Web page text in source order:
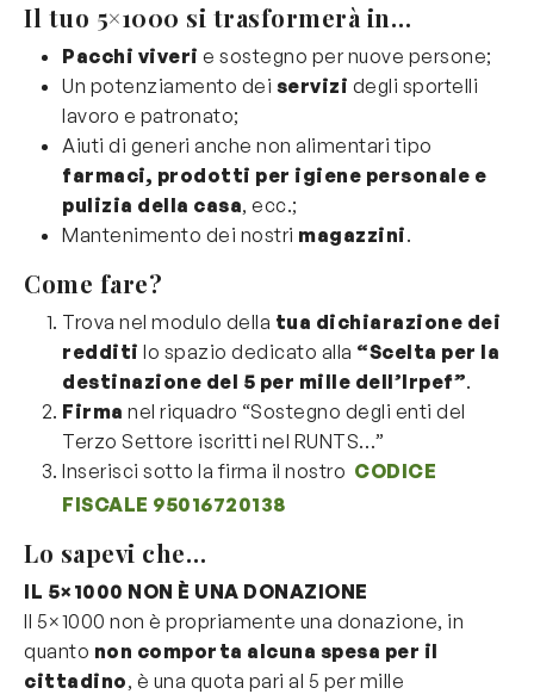
Il tuo 5×1000 si trasformerà in…
Pacchi viveri e sostegno per nuove persone;
Un potenziamento dei servizi degli sportelli
lavoro e patronato;
Aiuti di generi anche non alimentari tipo
farmaci, prodotti per igiene personale e
pulizia della casa, ecc.;
Mantenimento dei nostri magazzini.
Come fare?
Trova nel modulo della tua dichiarazione dei
redditi lo spazio dedicato alla “Scelta per la
destinazione del 5 per mille dell’Irpef”.
Firma nel riquadro “Sostegno degli enti del
Terzo Settore iscritti nel RUNTS…”
Inserisci sotto la firma il nostro CODICE
FISCALE 95016720138
Lo sapevi che…
IL 5×1000 NON È UNA DONAZIONE
Il 5×1000 non è propriamente una donazione, in
quanto non comporta alcuna spesa per il
cittadino, è una quota pari al 5 per mille